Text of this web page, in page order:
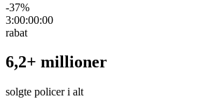
-37%
3:00:00:00
rabat
6,2+ millioner
solgte policer i alt